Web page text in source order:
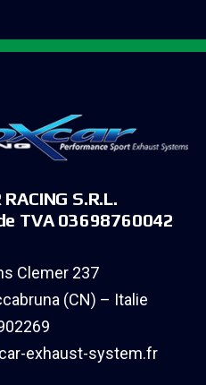
RACING S.R.L.
TVA 03698760042
Clemer 237
(CN) – Italie
exhaust-system.fr